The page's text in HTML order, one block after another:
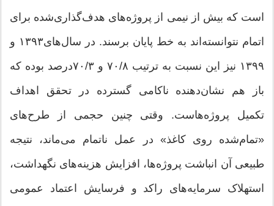
است که بیش از نیمی از پروژه‌های هدف‌گذاری‌شده برای
اتمام نتوانسته‌اند به خط پایان برسند. در سال‌های۱۳۹۳ و
۱۳۹۹ نیز این نسبت به ترتیب ۸/‏۷۰ و ۳/‏۷۰‌درصد بوده که
باز هم نشان‌دهنده ناکامی گسترده در تحقق اهداف
تکمیل پروژه‌هاست. وقتی چنین حجمی از طرح‌های
«تمام‌شده روی کاغذ» در عمل ناتمام می‌ماند، نتیجه
طبیعی آن انباشت پروژه‌ها، افزایش هزینه‌های نگهداشت،
استهلاک سرمایه‌های راکد و فرسایش اعتماد عمومی